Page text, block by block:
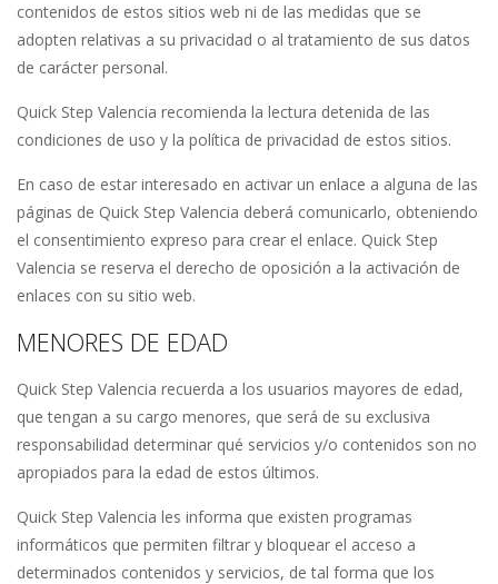
contenidos de estos sitios web ni de las medidas que se
adopten relativas a su privacidad o al tratamiento de sus datos
de carácter personal.
Quick Step Valencia recomienda la lectura detenida de las
condiciones de uso y la política de privacidad de estos sitios.
En caso de estar interesado en activar un enlace a alguna de las
páginas de Quick Step Valencia deberá comunicarlo, obteniendo
el consentimiento expreso para crear el enlace. Quick Step
Valencia se reserva el derecho de oposición a la activación de
enlaces con su sitio web.
MENORES DE EDAD
Quick Step Valencia recuerda a los usuarios mayores de edad,
que tengan a su cargo menores, que será de su exclusiva
responsabilidad determinar qué servicios y/o contenidos son no
apropiados para la edad de estos últimos.
Quick Step Valencia les informa que existen programas
informáticos que permiten filtrar y bloquear el acceso a
determinados contenidos y servicios, de tal forma que los